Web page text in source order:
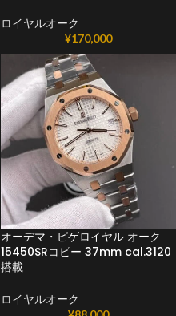
ロイヤルオーク
¥170,000
オーデマ・ピゲロイヤル オーク
15450SRコピー 37mm cal.3120
搭載
ロイヤルオーク